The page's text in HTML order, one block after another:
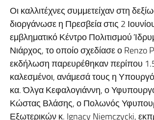
Οι καλλιτέχνες συμμετείχαν στη
διοργάνωσε η Πρεσβεία στις 2
εμβληματικό Κέντρο Πολιτισμού
Νιάρχος, το οποίο σχεδίασε ο Renzo
εκδήλωση παρευρέθηκαν περίπου
καλεσμένοι, ανάμεσά τους η
κα. Όλγα Κεφαλογιάννη, ο
Κώστας Βλάσης, ο Πολωνός
Εξωτερικών κ. Ignacy Niemczycki,